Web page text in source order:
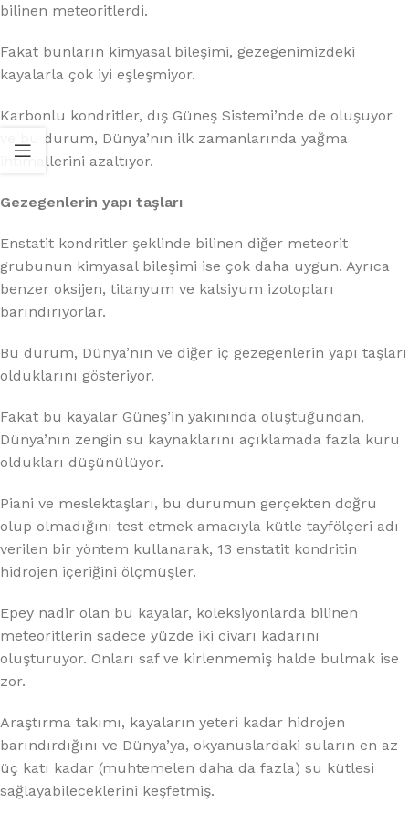
bilinen meteoritlerdi.
Fakat bunların kimyasal bileşimi, gezegenimizdeki
kayalarla çok iyi eşleşmiyor.
Karbonlu kondritler, dış Güneş Sistemi’nde de oluşuyor
ve bu durum, Dünya’nın ilk zamanlarında yağma
ihtimallerini azaltıyor.
Gezegenlerin yapı taşları
Enstatit kondritler şeklinde bilinen diğer meteorit
grubunun kimyasal bileşimi ise çok daha uygun. Ayrıca
benzer oksijen, titanyum ve kalsiyum izotopları
barındırıyorlar.
Bu durum, Dünya’nın ve diğer iç gezegenlerin yapı taşları
olduklarını gösteriyor.
Fakat bu kayalar Güneş’in yakınında oluştuğundan,
Dünya’nın zengin su kaynaklarını açıklamada fazla kuru
oldukları düşünülüyor.
Piani ve meslektaşları, bu durumun gerçekten doğru
olup olmadığını test etmek amacıyla kütle tayfölçeri adı
verilen bir yöntem kullanarak, 13 enstatit kondritin
hidrojen içeriğini ölçmüşler.
Epey nadir olan bu kayalar, koleksiyonlarda bilinen
meteoritlerin sadece yüzde iki civarı kadarını
oluşturuyor. Onları saf ve kirlenmemiş halde bulmak ise
zor.
Araştırma takımı, kayaların yeteri kadar hidrojen
barındırdığını ve Dünya’ya, okyanuslardaki suların en az
üç katı kadar (muhtemelen daha da fazla) su kütlesi
sağlayabileceklerini keşfetmiş.